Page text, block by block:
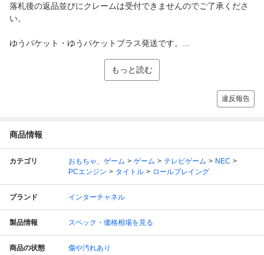
落札後の返品並びにクレームは受付できませんのでご了承くださ
い。
ゆうパケット・ゆうパケットプラス発送です。...
もっと読む
違反報告
商品情報
カテゴリ おもちゃ、ゲーム ゲーム テレビゲーム
NEC
PCエンジン
タイトル ロールプレイング
ブランド インターチャネル
製品情報 スペック・価格相場を見る
商品の状態 傷や汚れあり